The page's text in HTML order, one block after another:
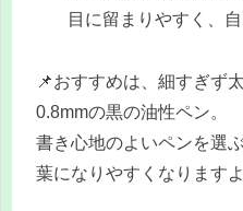
目に留まりやすく、
📌おすすめは、細すぎず
0.8mmの黒の油性ペン。
書き心地のよいペンを選
葉になりやすくなりますよ